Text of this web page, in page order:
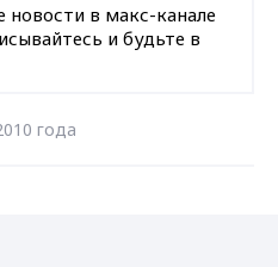
в макс-канале
и будьте в
года